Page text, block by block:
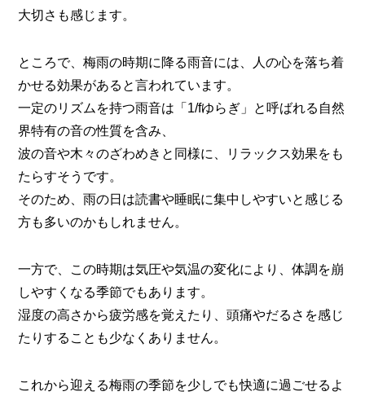
大切さも感じます。
ところで、梅雨の時期に降る雨音には、人の心を落ち着
かせる効果があると言われています。
一定のリズムを持つ雨音は「1/fゆらぎ」と呼ばれる自然
界特有の音の性質を含み、
波の音や木々のざわめきと同様に、リラックス効果をも
たらすそうです。
そのため、雨の日は読書や睡眠に集中しやすいと感じる
方も多いのかもしれません。
一方で、この時期は気圧や気温の変化により、体調を崩
しやすくなる季節でもあります。
湿度の高さから疲労感を覚えたり、頭痛やだるさを感じ
たりすることも少なくありません。
これから迎える梅雨の季節を少しでも快適に過ごせるよ